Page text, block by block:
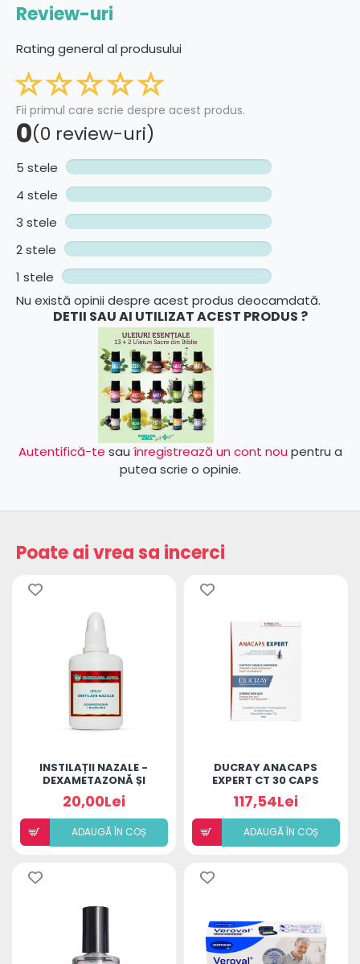
Review-uri
Rating general al produsului
Fii primul care scrie despre acest produs.
0(0 review-uri)
5 stele
4 stele
3 stele
2 stele
1 stele
Nu există opinii despre acest produs deocamdată.
DETII SAU AI UTILIZAT ACEST PRODUS ?
Autentifică-te sau înregistrează un cont nou pentru a
putea scrie o opinie.
Poate ai vrea sa incerci
INSTILAȚII NAZALE -
DEXAMETAZONĂ ȘI
NEOMICINĂ
20,00Lei
ADAUGÃ ÎN COȘ
DUCRAY ANACAPS
EXPERT CT 30 CAPS
117,54Lei
ADAUGÃ ÎN COȘ